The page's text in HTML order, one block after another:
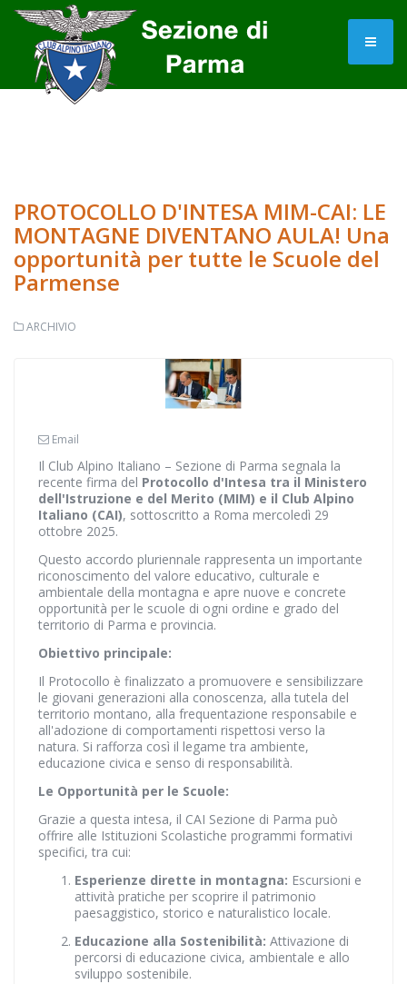
PROTOCOLLO D'INTESA MIM-CAI: LE
MONTAGNE DIVENTANO AULA! Una
opportunità per tutte le Scuole del
Parmense
ARCHIVIO
Email
Il Club Alpino Italiano – Sezione di Parma segnala la
recente firma del Protocollo d'Intesa tra il Ministero
dell'Istruzione e del Merito (MIM) e il Club Alpino
Italiano (CAI), sottoscritto a Roma mercoledì 29
ottobre 2025.
Questo accordo pluriennale rappresenta un importante
riconoscimento del valore educativo, culturale e
ambientale della montagna e apre nuove e concrete
opportunità per le scuole di ogni ordine e grado del
territorio di Parma e provincia.
Obiettivo principale:
Il Protocollo è finalizzato a promuovere e sensibilizzare
le giovani generazioni alla conoscenza, alla tutela del
territorio montano, alla frequentazione responsabile e
all'adozione di comportamenti rispettosi verso la
natura. Si rafforza così il legame tra ambiente,
educazione civica e senso di responsabilità.
Le Opportunità per le Scuole:
Grazie a questa intesa, il CAI Sezione di Parma può
offrire alle Istituzioni Scolastiche programmi formativi
specifici, tra cui:
Esperienze dirette in montagna: Escursioni e
attività pratiche per scoprire il patrimonio
paesaggistico, storico e naturalistico locale.
Educazione alla Sostenibilità: Attivazione di
percorsi di educazione civica, ambientale e allo
sviluppo sostenibile.